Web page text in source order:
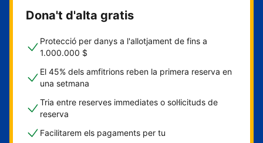
Dona't d'alta gratis
Protecció per danys a l'allotjament de fins a
1.000.000 $
El 45% dels amfitrions reben la primera reserva en
una setmana
Tria entre reserves immediates o sol·licituds de
reserva
Facilitarem els pagaments per tu